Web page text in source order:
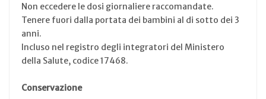
Non eccedere le dosi giornaliere raccomandate.
Tenere fuori dalla portata dei bambini al di sotto dei 3
anni.
Incluso nel registro degli integratori del Ministero
della Salute, codice 17468.
Conservazione